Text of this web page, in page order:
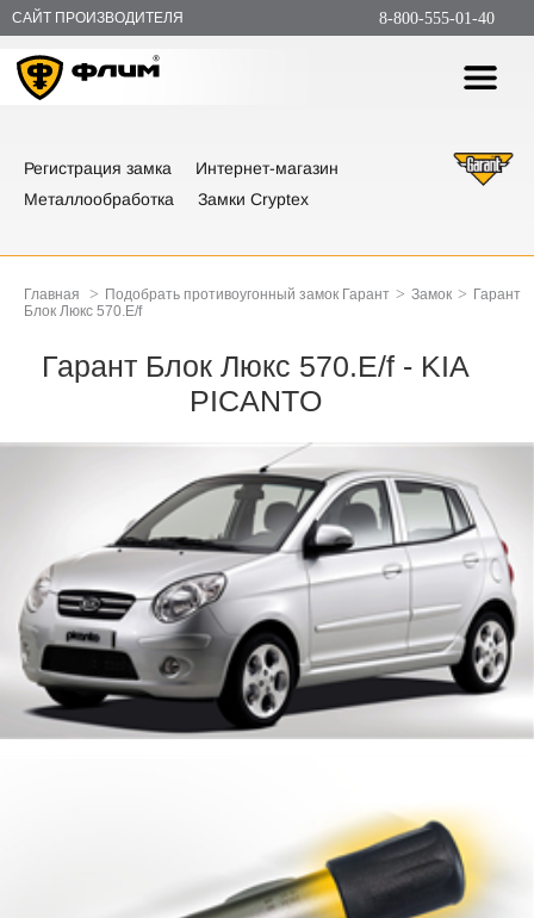
САЙТ ПРОИЗВОДИТЕЛЯ 8-800-555-01-40
Регистрация замка
Интернет-магазин
Металлообработка
Замки Cryptex
Главная > Подобрать противоугонный замок Гарант > Замок > Гарант
Блок Люкс 570.E/f
Гарант Блок Люкс 570.E/f - KIA
PICANTO